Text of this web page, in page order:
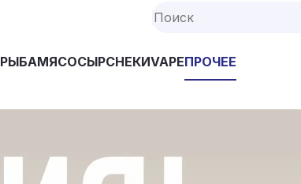
РЫБАМЯСОСЫРСНЕКИVAPEПРОЧЕЕ